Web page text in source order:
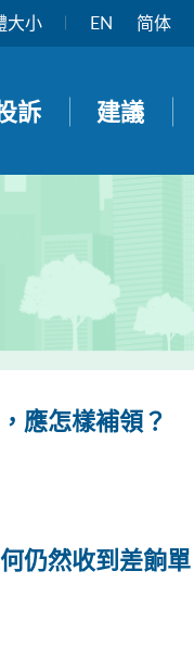
大小 EN 简体
訴 建議
應怎樣補領？
仍然收到差餉